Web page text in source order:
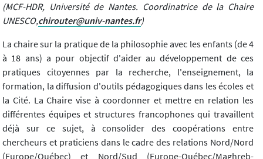
(MCF-HDR, Université de Nantes. Coordinatrice de la Chaire
UNESCO,chirouter@univ-nantes.fr)
La chaire sur la pratique de la philosophie avec les enfants (de 4
à 18 ans) a pour objectif d'aider au développement de ces
pratiques citoyennes par la recherche, l'enseignement, la
formation, la diffusion d'outils pédagogiques dans les écoles et
la Cité. La Chaire vise à coordonner et mettre en relation les
différentes équipes et structures francophones qui travaillent
déjà sur ce sujet, à consolider des coopérations entre
chercheurs et praticiens dans le cadre des relations Nord/Nord
(Europe/Québec) et Nord/Sud (Europe-Québec/Maghreb-